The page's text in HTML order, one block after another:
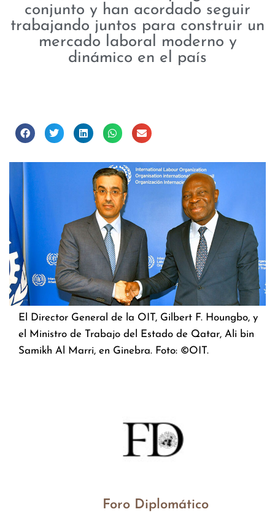
conjunto y han acordado seguir
trabajando juntos para construir un
mercado laboral moderno y
dinámico en el país
El Director General de la OIT, Gilbert F. Houngbo, y
el Ministro de Trabajo del Estado de Qatar, Ali bin
Samikh Al Marri, en Ginebra. Foto: ©OIT.
Foro Diplomático